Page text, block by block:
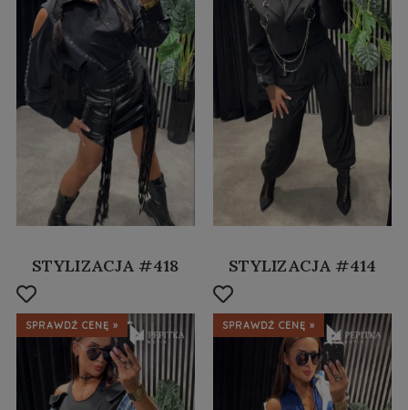
STYLIZACJA #418
SPRAWDŹ CENĘ »
STYLIZACJA #414
SPRAWDŹ CENĘ »